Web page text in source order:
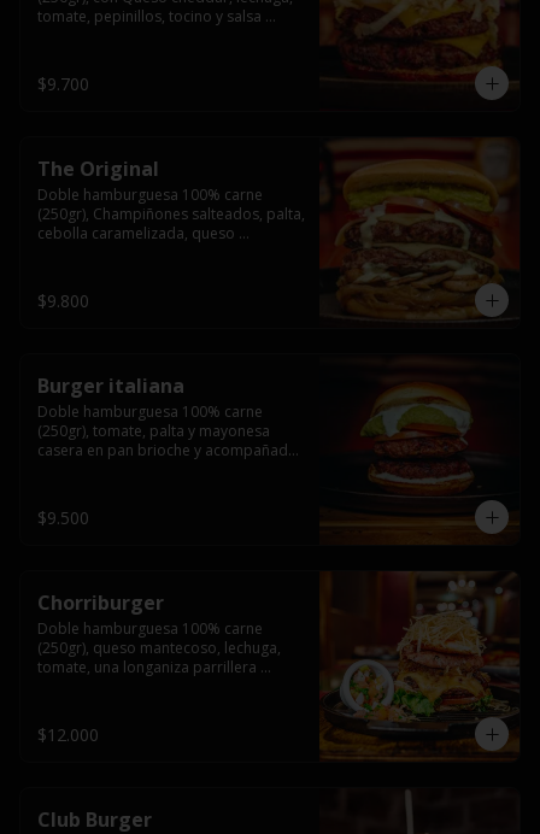
tomate, pepinillos, tocino y salsa
$9.700
The Original
Doble hamburguesa 100% carne
(250gr), Champiñones salteados, palta,
cebolla caramelizada, queso
fritas.
$9.800
Burger italiana
Doble hamburguesa 100% carne
(250gr), tomate, palta y mayonesa
casera en pan brioche y acompañado
$9.500
Chorriburger
Doble hamburguesa 100% carne
(250gr), queso mantecoso, lechuga,
tomate, una longaniza parrillera
papas fritas.
$12.000
Club Burger